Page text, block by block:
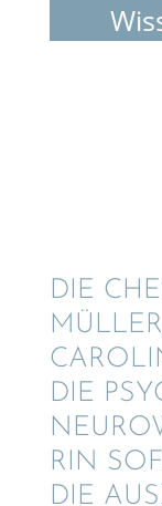
DIE
DIE
RIN
DIE